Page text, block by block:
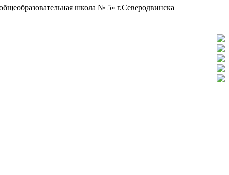
школа № 5» г.Северодвинска